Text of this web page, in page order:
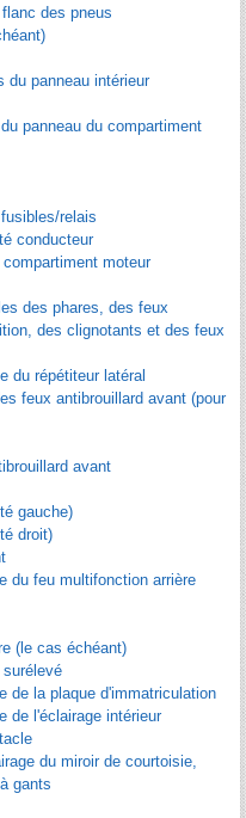
des pneus
du panneau intérieur
panneau du compartiment
relais
conducteur
moteur
des phares, des feux
des clignotants et des feux
du répétiteur latéral
feux antibrouillard avant (pour
avant
gauche)
droit)
du feu multifonction arrière
(le cas échéant)
de la plaque d'immatriculation
de l'éclairage intérieur
du miroir de courtoisie,
gants